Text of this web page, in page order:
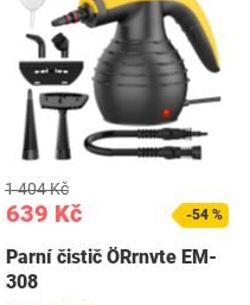
639 Kč
1 404 Kč
-54 %
Parní čistič ÖRrnvte EM-
308